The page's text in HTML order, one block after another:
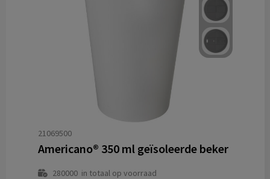
21069500
Americano® 350 ml geïsoleerde beker
280000in totaal op voorraad